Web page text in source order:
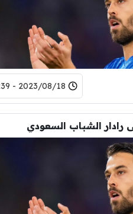
2023/08/18 - 10:39
رادار الشباب السعودي